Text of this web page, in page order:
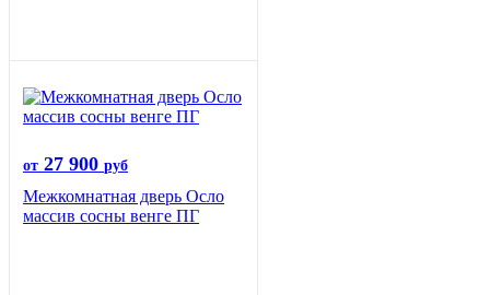
от 27 900 руб
Межкомнатная дверь Осло
массив сосны венге ПГ